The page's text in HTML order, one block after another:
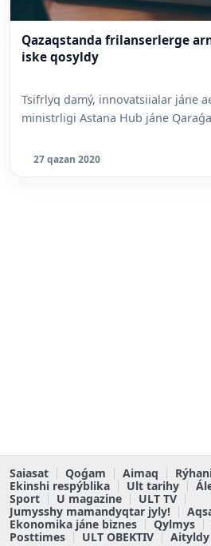
Qazaqstanda frilanserlerge
iske qosyldy
Tsifrlyq damý, innovatsiialar jáne
ministrligi Astana Hub jáne
27 qazan 2020
Saiasat Qoǵam Aimaq
Ekinshi respýblika
Ult tarihy
Sport
U magazine
ULT TV
Jumysshy mamandyqtar jyly!
Ekonomika jáne biznes
Qylmys
Posttimes
ULT OBEKTIV